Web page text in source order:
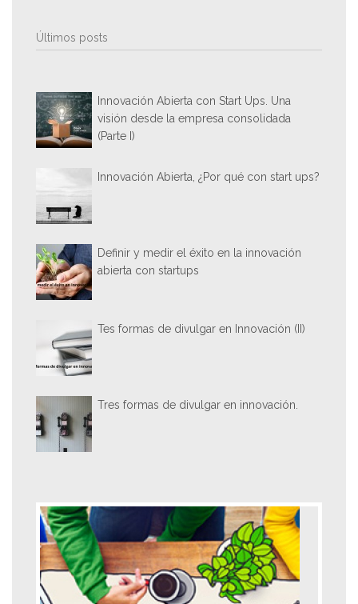
Últimos posts
Innovación Abierta con Start Ups. Una
visión desde la empresa consolidada
(Parte I)
Innovación Abierta, ¿Por qué con start ups?
Definir y medir el éxito en la innovación
abierta con startups
Tes formas de divulgar en Innovación (II)
Tres formas de divulgar en innovación.